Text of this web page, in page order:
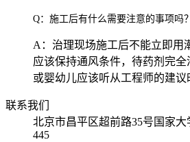
Q：施工后有什么需要注意的事项吗？
A：治理现场施工后不能立即用
应该保持通风条件，待药剂完全
或婴幼儿应该听从工程师的建议
联系我们
北京市昌平区超前路35号国家
445